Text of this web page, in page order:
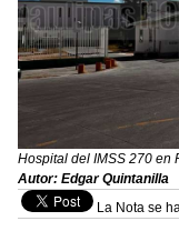
Hospital del IMSS 270 en
Autor: Edgar Quintanilla
La Nota se